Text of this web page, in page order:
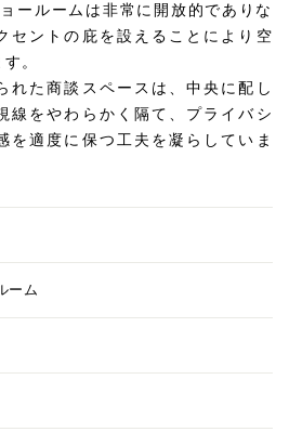
ールームは非常に開放的でありな
セントの庇を設えることにより空
。
れた商談スペースは、中央に配し
線をやわらかく隔て、プライバシ
を適度に保つ工夫を凝らしていま
ーム